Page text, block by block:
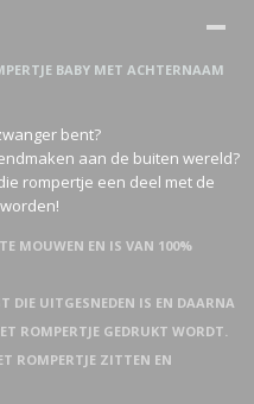
BABY MET ACHTERNAAM
bent?
aan de buiten wereld?
rompertje een deel met de
MOUWEN EN IS VAN 100%
DIE UITGESNEDEN IS EN DAARNA
ROMPERTJE GEDRUKT WORDT.
ROMPERTJE ZITTEN EN